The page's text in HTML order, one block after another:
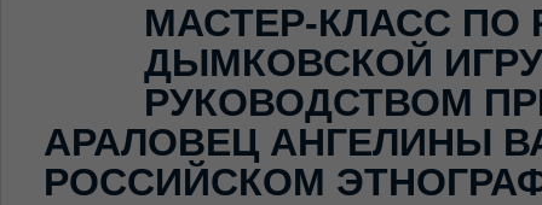
МАСТЕР-КЛАСС ПО
ДЫМКОВСКОЙ
РУКОВОДСТВОМ
АРАЛОВЕЦ АНГЕЛИНЫ
РОССИЙСКОМ